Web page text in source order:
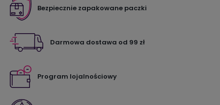
Bezpiecznie zapakowane paczki
Darmowa dostawa od 99 zł
Program lojalnościowy